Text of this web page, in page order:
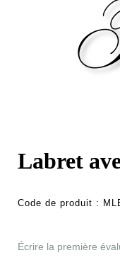
Labret
Code de produit :
Écrire la première